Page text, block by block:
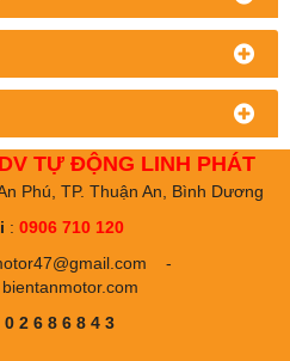
TỰ ĐỘNG LINH PHÁT
Phú, TP. Thuận An, Bình Dương
: 0906 710 120
-
bientanmotor.com
0 2 6 8 6 8 4 3